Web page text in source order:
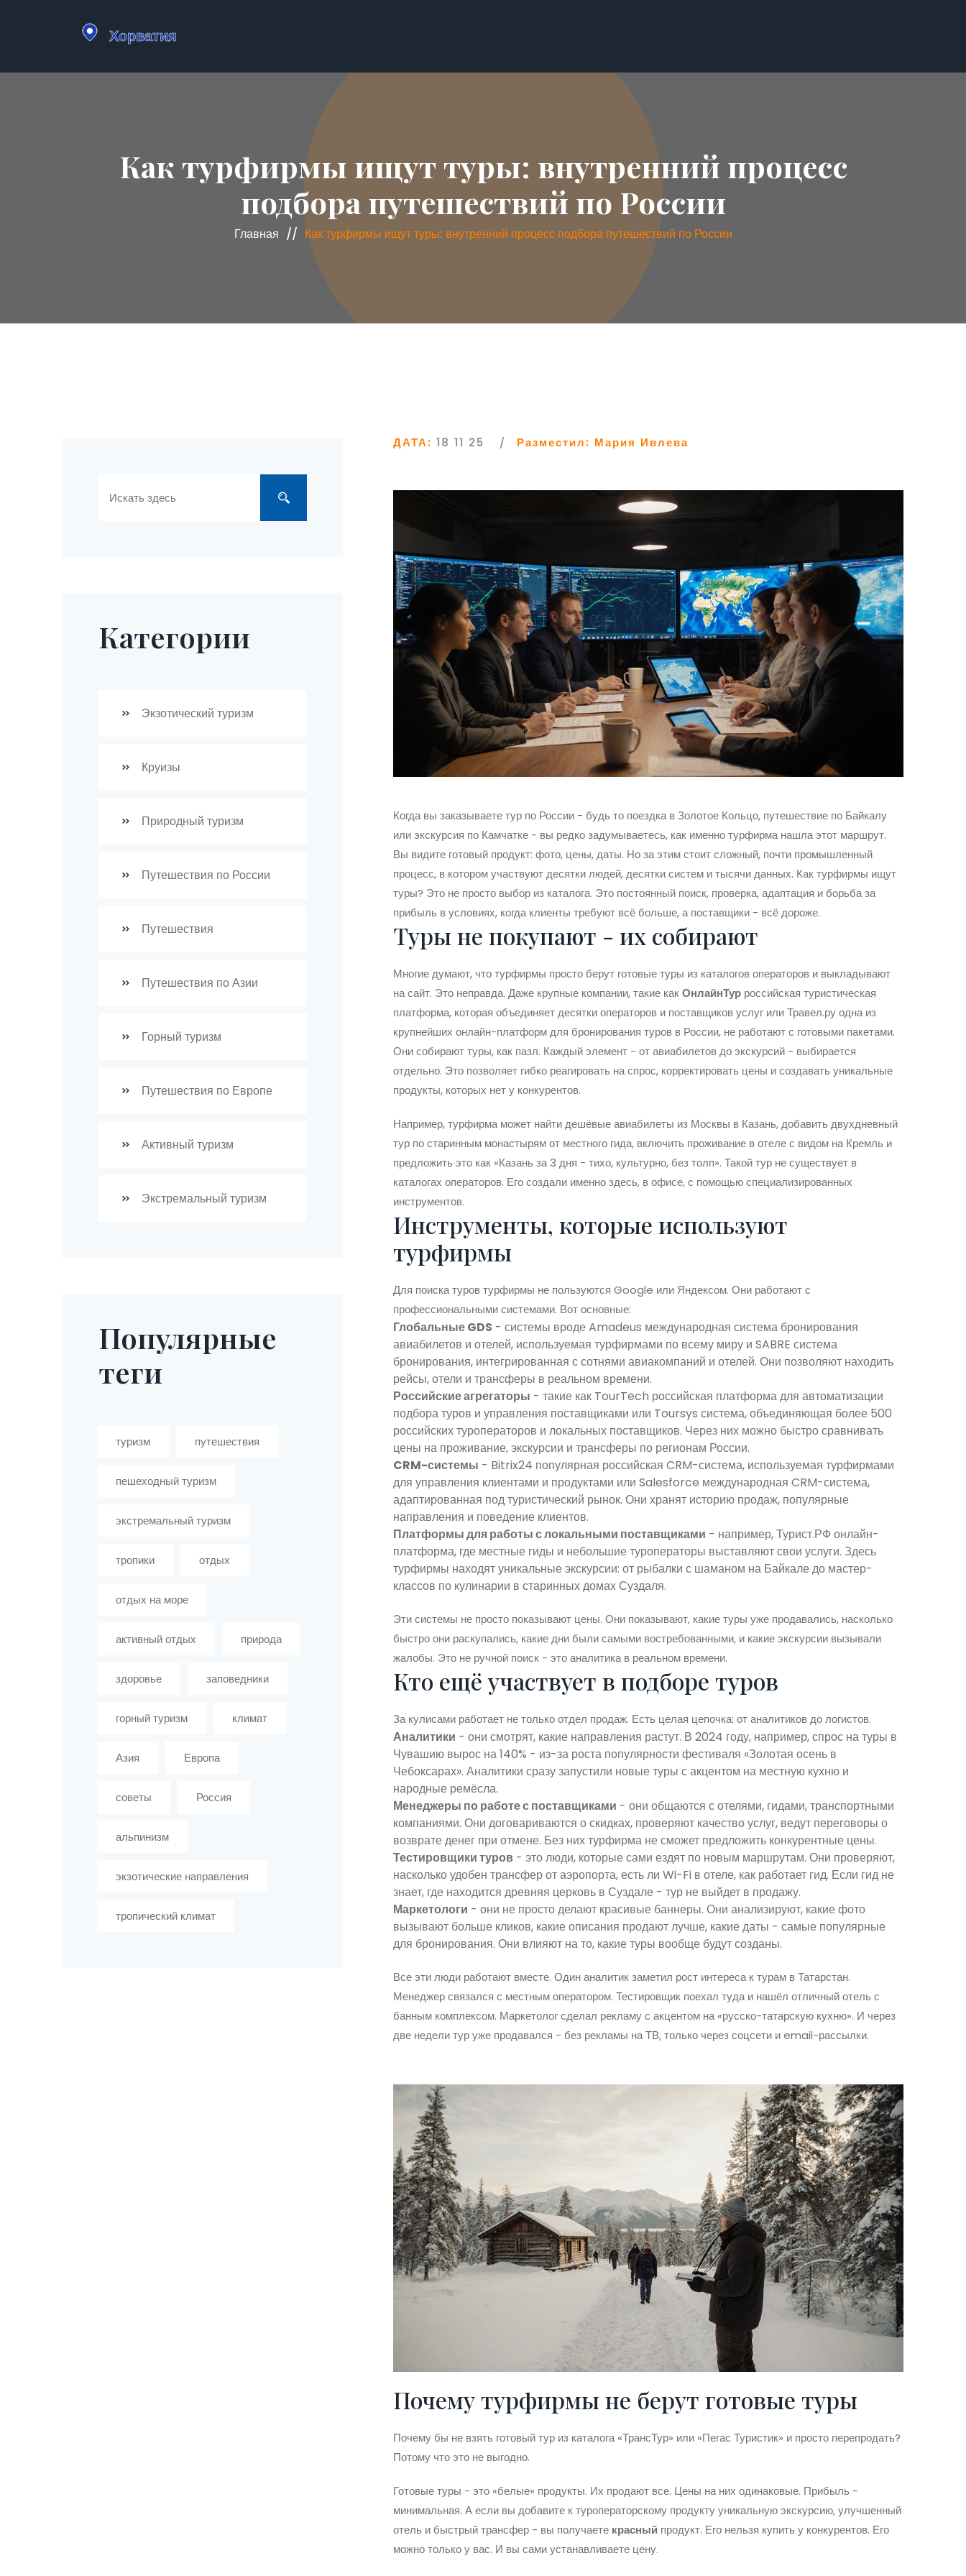
Как турфирмы ищут туры: внутренний процесс
подбора путешествий по России
Главная Как турфирмы ищут туры: внутренний процесс подбора путешествий по России
ДАТА: 18 11 25 Разместил: Мария Ивлева
Когда вы заказываете тур по России - будь то поездка в Золотое Кольцо, путешествие по Байкалу
или экскурсия по Камчатке - вы редко задумываетесь, как именно турфирма нашла этот маршрут.
Вы видите готовый продукт: фото, цены, даты. Но за этим стоит сложный, почти промышленный
процесс, в котором участвуют десятки людей, десятки систем и тысячи данных. Как турфирмы ищут
туры? Это не просто выбор из каталога. Это постоянный поиск, проверка, адаптация и борьба за
прибыль в условиях, когда клиенты требуют всё больше, а поставщики - всё дороже.
Туры не покупают - их собирают
Многие думают, что турфирмы просто берут готовые туры из каталогов операторов и выкладывают
на сайт. Это неправда. Даже крупные компании, такие какОнлайнТур российская туристическая
платформа, которая объединяет десятки операторов и поставщиков услуг илиТравел.руодна из
крупнейших онлайн-платформ для бронирования туров в России, не работают с готовыми пакетами.
Они собирают туры, как пазл. Каждый элемент - от авиабилетов до экскурсий - выбирается
отдельно. Это позволяет гибко реагировать на спрос, корректировать цены и создавать уникальные
продукты, которых нет у конкурентов.
Например, турфирма может найти дешёвые авиабилеты из Москвы в Казань, добавить двухдневный
тур по старинным монастырям от местного гида, включить проживание в отеле с видом на Кремль и
предложить это как «Казань за 3 дня - тихо, культурно, без толп». Такой тур не существует в
каталогах операторов. Его создали именно здесь, в офисе, с помощью специализированных
инструментов.
Инструменты, которые используют
турфирмы
Для поиска туров турфирмы не пользуются Google или Яндексом. Они работают с
профессиональными системами. Вот основные:
Глобальные GDS - системы вродеAmadeus международная система бронирования
авиабилетов и отелей, используемая турфирмами по всему миру и SABRE система
бронирования, интегрированная с сотнями авиакомпаний и отелей. Они позволяют находить
рейсы, отели и трансферы в реальном времени.
Российские агрегаторы - такие как TourTech российская платформа для автоматизации
подбора туров и управления поставщиками или Toursys система, объединяющая более 500
российских туроператоров и локальных поставщиков. Через них можно быстро сравнивать
цены на проживание, экскурсии и трансферы по регионам России.
CRM-системы - Bitrix24 популярная российская CRM-система, используемая турфирмами
для управления клиентами и продуктами или Salesforce международная CRM-система,
адаптированная под туристический рынок. Они хранят историю продаж, популярные
направления и поведение клиентов.
Платформы для работы с локальными поставщиками - например,Турист.РФонлайн-
платформа, где местные гиды и небольшие туроператоры выставляют свои услуги. Здесь
турфирмы находят уникальные экскурсии: от рыбалки с шаманом на Байкале до мастер-
классов по кулинарии в старинных домах Суздаля.
Эти системы не просто показывают цены. Они показывают, какие туры уже продавались, насколько
быстро они раскупались, какие дни были самыми востребованными, и какие экскурсии вызывали
жалобы. Это не ручной поиск - это аналитика в реальном времени.
Кто ещё участвует в подборе туров
За кулисами работает не только отдел продаж. Есть целая цепочка: от аналитиков до логистов.
Аналитики - они смотрят, какие направления растут. В 2024 году, например, спрос на туры в
Чувашию вырос на 140% - из-за роста популярности фестиваля «Золотая осень в
Чебоксарах». Аналитики сразу запустили новые туры с акцентом на местную кухню и
народные ремёсла.
Менеджеры по работе с поставщиками - они общаются с отелями, гидами, транспортными
компаниями. Они договариваются о скидках, проверяют качество услуг, ведут переговоры о
возврате денег при отмене. Без них турфирма не сможет предложить конкурентные цены.
Тестировщики туров - это люди, которые сами ездят по новым маршрутам. Они проверяют,
насколько удобен трансфер от аэропорта, есть ли Wi-Fi в отеле, как работает гид. Если гид не
знает, где находится древняя церковь в Суздале - тур не выйдет в продажу.
Маркетологи - они не просто делают красивые баннеры. Они анализируют, какие фото
вызывают больше кликов, какие описания продают лучше, какие даты - самые популярные
для бронирования. Они влияют на то, какие туры вообще будут созданы.
Все эти люди работают вместе. Один аналитик заметил рост интереса к турам в Татарстан.
Менеджер связался с местным оператором. Тестировщик поехал туда и нашёл отличный отель с
банным комплексом. Маркетолог сделал рекламу с акцентом на «русско-татарскую кухню». И через
две недели тур уже продавался - без рекламы на ТВ, только через соцсети и email-рассылки.
Почему турфирмы не берут готовые туры
Почему бы не взять готовый тур из каталога «ТрансТур» или «Пегас Туристик» и просто перепродать?
Потому что это не выгодно.
Готовые туры - это «белые» продукты. Их продают все. Цены на них одинаковые. Прибыль -
минимальная. А если вы добавите к туроператорскому продукту уникальную экскурсию, улучшенный
отель и быстрый трансфер - вы получаете красный продукт. Его нельзя купить у конкурентов. Его
можно только у вас. И вы сами устанавливаете цену.
Категории
Экзотический туризм
Круизы
Природный туризм
Путешествия по России
Путешествия
Путешествия по Азии
Горный туризм
Путешествия по Европе
Активный туризм
Экстремальный туризм
Популярные
теги
туризм путешествия
пешеходный туризм
экстремальный туризм
тропики отдых
отдых на море
активный отдых природа
здоровье заповедники
горный туризм климат
Азия Европа
советы Россия
альпинизм
экзотические направления
тропический климат